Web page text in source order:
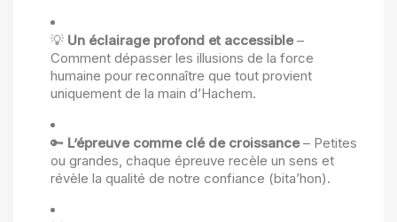
💡 Un éclairage profond et accessible–
Comment dépasser les illusions de la force
humaine pour reconnaître que tout provient
uniquement de la main d’Hachem.
🔑 L’épreuve comme clé de croissance– Petites
ou grandes, chaque épreuve recèle un sens et
révèle la qualité de notre confiance (bita’hon).